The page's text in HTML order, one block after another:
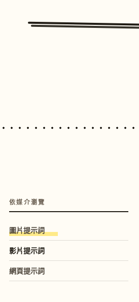
依媒介瀏覽
圖片提示詞
影片提示詞
網頁提示詞